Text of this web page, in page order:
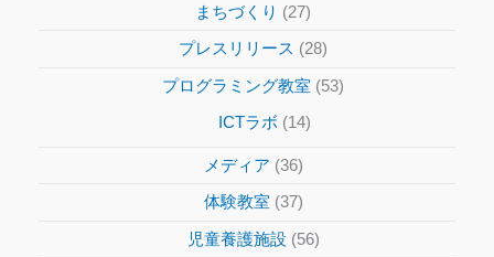
まちづくり (27)
プレスリリース (28)
プログラミング教室 (53)
ICTラボ (14)
メディア (36)
体験教室 (37)
児童養護施設(56)